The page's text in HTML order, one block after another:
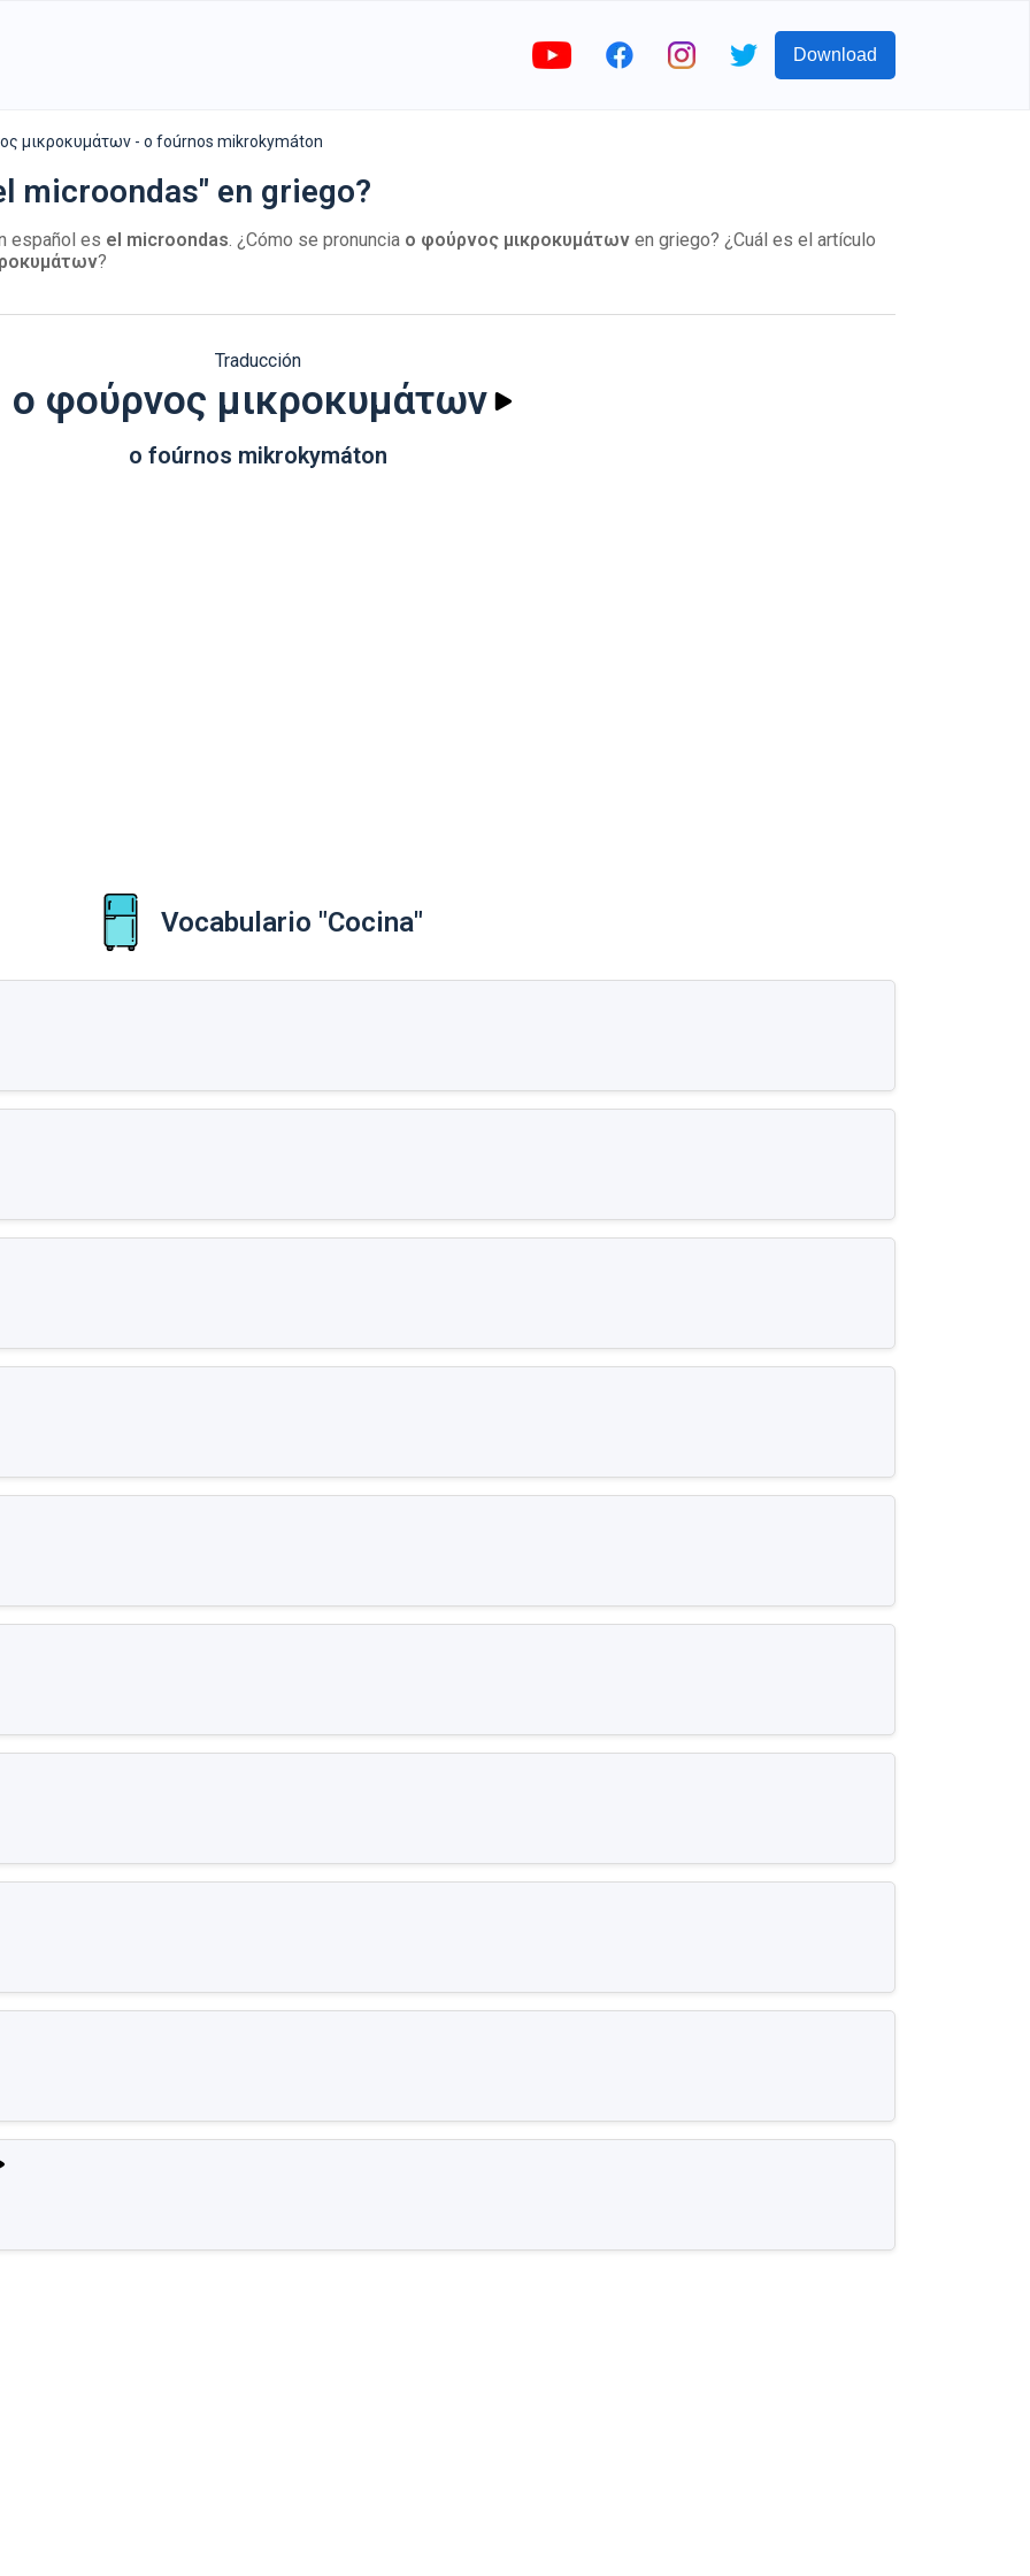
Download
μικροκυμάτων - o foúrnos mikrokymáton
microondas" en griego?
español es el microondas. ¿Cómo se pronuncia ο φούρνος μικροκυμάτων en griego? ¿Cuál es el artículo
?
Traducción
ο φούρνος μικροκυμάτων
o foúrnos mikrokymáton
Vocabulario "Cocina"